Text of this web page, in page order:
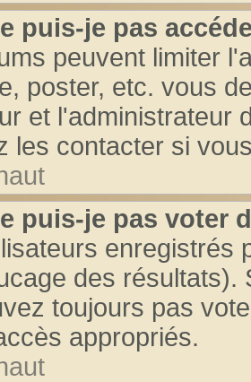
puis-je pas
peuvent limiter
poster, etc. vous
et l'administrateur
les contacter si
puis-je pas voter
enregistrés
des
toujours pas
appropriés.